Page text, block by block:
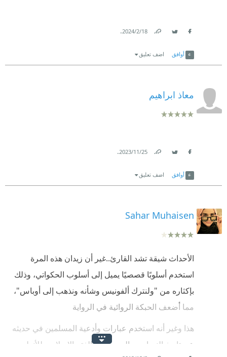
18‏/2‏/2024
.
أوافق اضف تعليق
معاذ ابراهيم
25‏/11‏/2023
.
أوافق اضف تعليق
Sahar Muhaisen
الأحداث شيقة تشد القارئ..غير أن زيدان هذه المرة
استخدم أسلوبًا قصصيًا يميل إلى أسلوب الحكواتي، وذلك
بإكثاره من "ولنترك ألفونيس وشأنه ونذهب إلى أوباس"،
مما أضعف الحبكة الروائية في الرواية
هذا وغير أنه استخدم عبارات وأدعية المسلمين في حديثه
عن تاريخ النصارى واليهود قبيل الفتح الإسلامي للأندلس،